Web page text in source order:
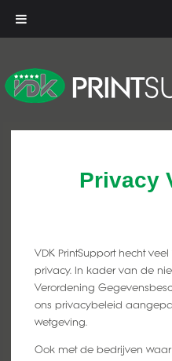
Privacy
VDK PrintSupport hecht
privacy. In kader van de
Verordening
ons privacybeleid
wetgeving.
Ook met de bedrijven